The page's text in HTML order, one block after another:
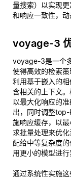
量搜索）以实现
和响应一致性，动
voyage-3
voyage-3是一个
使得高效的检索
利用基于嵌入的
含相关的上下文。
以最大化响应的
出，同时调整
施响应缓存，以
求批量处理来优
配给中等复杂度
用更小的模型进行
通过系统性实施